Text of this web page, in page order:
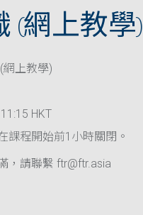
(網上教學)
網上教學)
HKT
課程開始前1小時關閉。
，請聯繫 ftr@ftr.asia